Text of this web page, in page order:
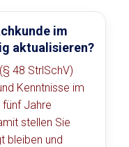
im
aktualisieren?
48 StrlSchV)
Kenntnisse im
Jahre
stellen Sie
bleiben und